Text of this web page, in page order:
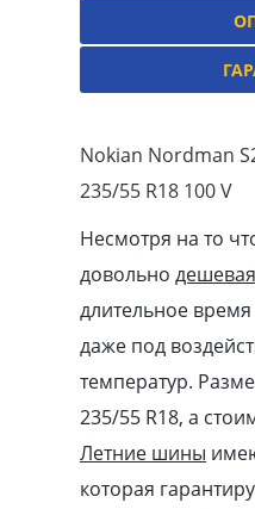
Nokian Nordman
235/55 R18 100 V
Несмотря на то
довольно
длительное время
даже под
температур.
235/55 R18, а
Летние шины
которая